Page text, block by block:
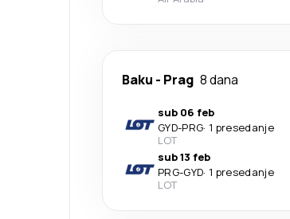
Baku - Prag 8 dana
sub 06 feb
GYD-PRG· 1 presedanje
LOT
sub 13 feb
PRG-GYD· 1 presedanje
LOT